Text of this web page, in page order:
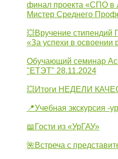
финал проекта «СПО в
Мистер Среднего
💥Вручение стипендий
«За успехи в освоении
Обучающий семинар
"ЕТЭТ" 28.11.2024
💥Итоги НЕДЕЛИ
📍Учебная экскурсия -
📖Гости из «УрГАУ»
🌺Встреча с